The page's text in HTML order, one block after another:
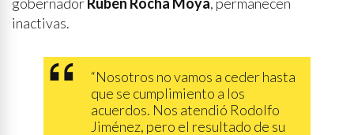
inactivas.
“Nosotros no vamos a ceder hasta
que se cumplimiento a los
acuerdos. Nos atendió Rodolfo
Jiménez, pero el resultado de su